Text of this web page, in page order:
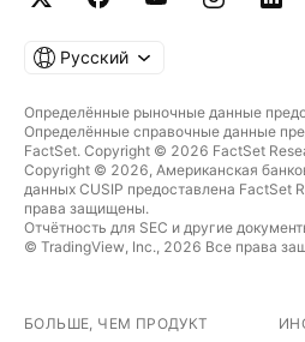
Русский
Определённые рыночные данные
Определённые справочные данные
FactSet. Copyright © 2026 FactSet
Copyright © 2026, Американская
данных CUSIP предоставлена FactSet
права защищены.
Отчётность для SEC и другие
© TradingView, Inc., 2026 Все права
БОЛЬШЕ, ЧЕМ ПРОДУКТ